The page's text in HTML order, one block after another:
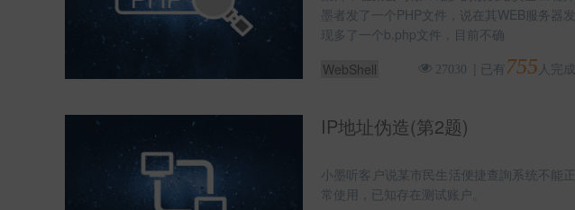
墨者发了一个PHP文件，说在其WEB服务器发
现多了一个b.php文件，目前不确
WebShell
27030 已有 755 人完成
IP地址伪造(第2题)
小墨听客户说某市民生活便捷查詢系统不能正
常使用，已知存在测试账户。